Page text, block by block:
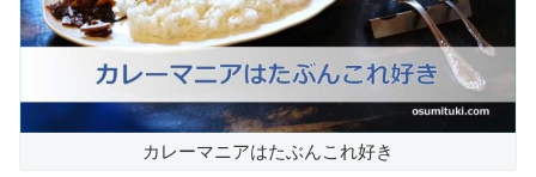
カレーマニアはたぶんこれ好き